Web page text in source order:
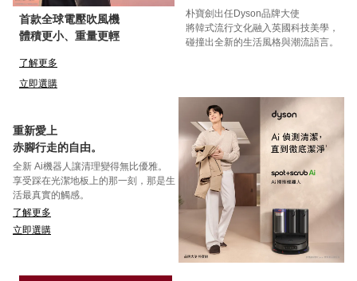
首款全球電壓吹風機
體積更小、重量更輕
朴寶劍出任Dyson品牌大使
將韓式流行文化融入英國科技美學，
碰撞出全新的生活風格與潮流語言。
了解更多
立即選購
重新愛上
赤腳行走的自由。
全新 Ai機器人讓清理變得無比優雅。
享受踩在光潔地板上的那一刻，那是生
活最真實的觸感。
了解更多
立即選購